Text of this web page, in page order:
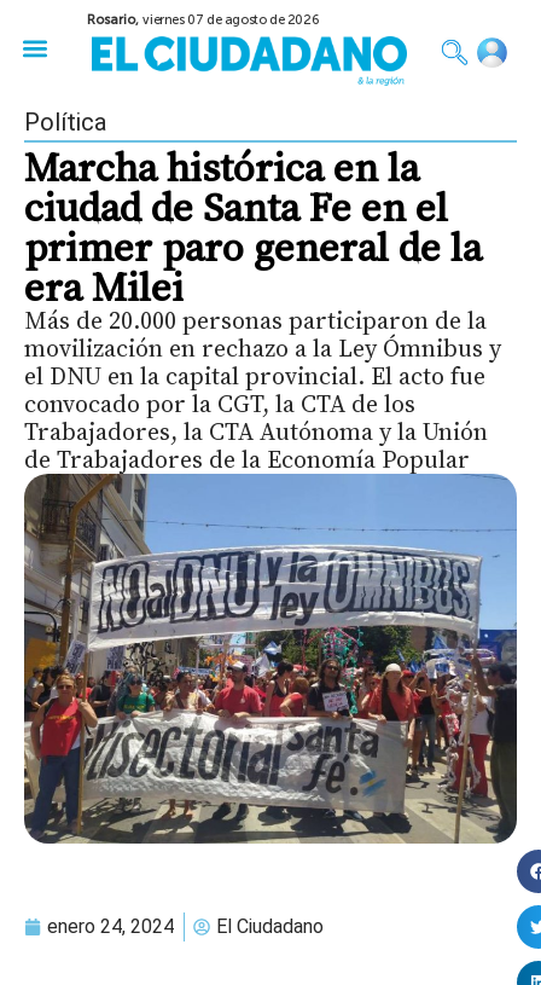
Rosario,viernes 07 de agosto de 2026
Política
Marcha histórica en la
ciudad de Santa Fe en el
primer paro general de la
era Milei
Más de 20.000 personas participaron de la
movilización en rechazo a la Ley Ómnibus y
el DNU en la capital provincial. El acto fue
convocado por la CGT, la CTA de los
Trabajadores, la CTA Autónoma y la Unión
de Trabajadores de la Economía Popular
enero 24, 2024 El Ciudadano